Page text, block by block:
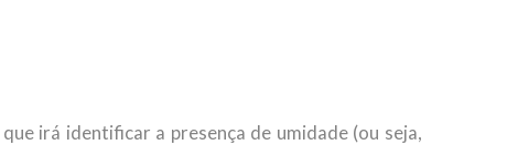
irá identificar a presença de umidade (ou seja,